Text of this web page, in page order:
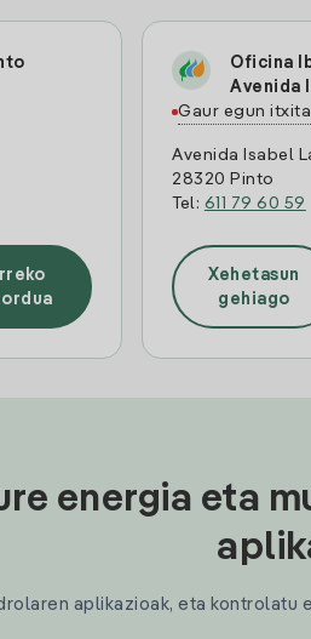
Oficina
Avenida
Gaur egun itxita
Avenida Isabel
28320 Pinto
Tel: 611 79 60 59
Xehetasun
gehiago
energia eta
aplikazioak, eta